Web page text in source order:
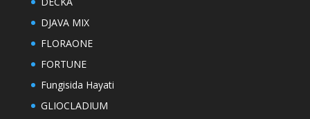
DJAVA MIX
FLORAONE
FORTUNE
Fungisida Hayati
GLIOCLADIUM